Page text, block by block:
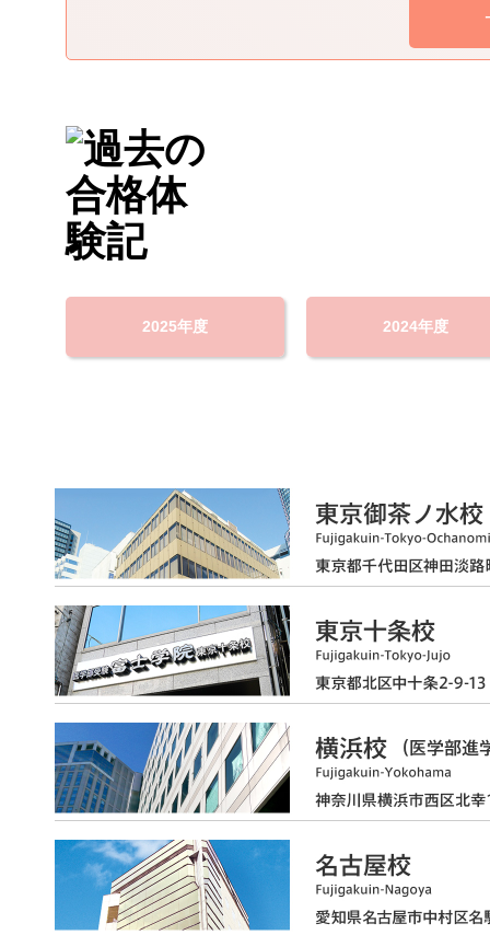
2025年度 2024年度